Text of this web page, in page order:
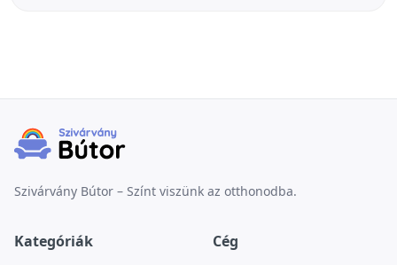
Szivárvány Bútor – Színt viszünk az otthonodba.
Kategóriák Cég